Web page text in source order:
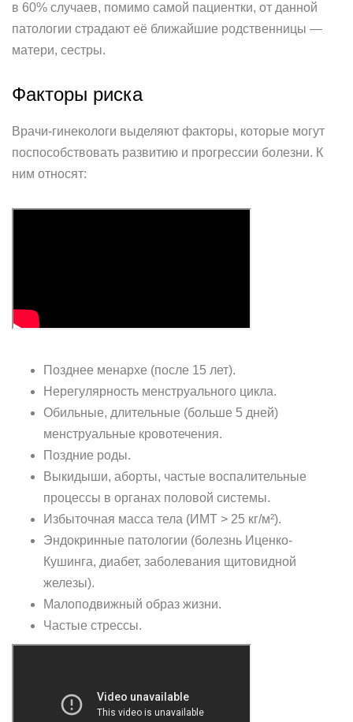
в 60% случаев, помимо самой пациентки, от данной
патологии страдают её ближайшие родственницы —
матери, сестры.
Факторы риска
Врачи-гинекологи выделяют факторы, которые могут
поспособствовать развитию и прогрессии болезни. К
ним относят:
Позднее менархе (после 15 лет).
Нерегулярность менструального цикла.
Обильные, длительные (больше 5 дней)
менструальные кровотечения.
Поздние роды.
Выкидыши, аборты, частые воспалительные
процессы в органах половой системы.
Избыточная масса тела (ИМТ > 25 кг/м²).
Эндокринные патологии (болезнь Иценко-
Кушинга, диабет, заболевания щитовидной
железы).
Малоподвижный образ жизни.
Частые стрессы.